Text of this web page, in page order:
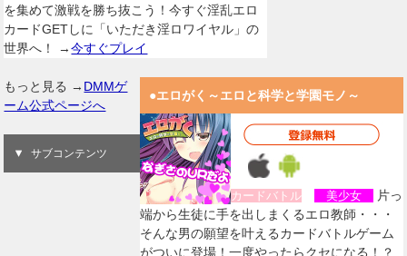
を集めて激戦を勝ち抜こう！今すぐ淫乱エロ
カードGETしに「いただき淫ロワイヤル」の
世界へ！ →今すぐプレイ
●エロがく～エロと科学と学園モノ～
カードバトル 美少女
片っ
端から生徒に手を出しまくるエロ教師・・・
そんな男の願望を叶えるカードバトルゲーム
がついに登場！一度やったらクセになる！？
もっと見る → DMMゲ
ーム公式ページへ
サブコンテンツ